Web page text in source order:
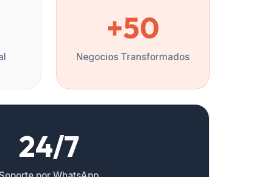
+50
Negocios Transformados
24/7